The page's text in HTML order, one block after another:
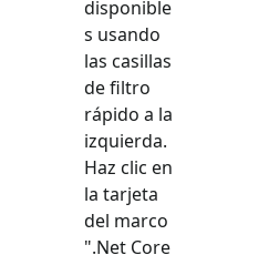
disponible
s usando
las casillas
de filtro
rápido a la
izquierda.
Haz clic en
la tarjeta
del marco
".Net Core